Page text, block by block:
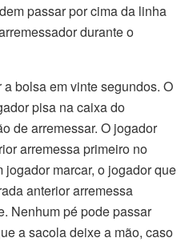
passar por cima da linha
durante o
bolsa em vinte segundos. O
pisa na caixa do
de arremessar. O jogador
arremessa primeiro no
marcar, o jogador que
anterior arremessa
Nenhum pé pode passar
a sacola deixe a mão, caso